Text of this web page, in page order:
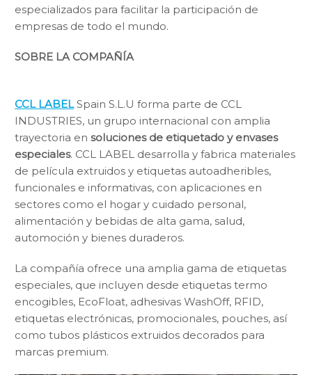
especializados para facilitar la participación de
empresas de todo el mundo.
SOBRE LA COMPAÑÍA
CCL LABELSpain S.L.U forma parte de CCL
INDUSTRIES, un grupo internacional con amplia
trayectoria en soluciones de etiquetado y envases
especiales. CCL LABEL desarrolla y fabrica materiales
de película extruidos y etiquetas autoadheribles,
funcionales e informativas, con aplicaciones en
sectores como el hogar y cuidado personal,
alimentación y bebidas de alta gama, salud,
automoción y bienes duraderos.
La compañía ofrece una amplia gama de etiquetas
especiales, que incluyen desde etiquetas termo
encogibles, EcoFloat, adhesivas WashOff, RFID,
etiquetas electrónicas, promocionales, pouches, así
como tubos plásticos extruidos decorados para
marcas premium.